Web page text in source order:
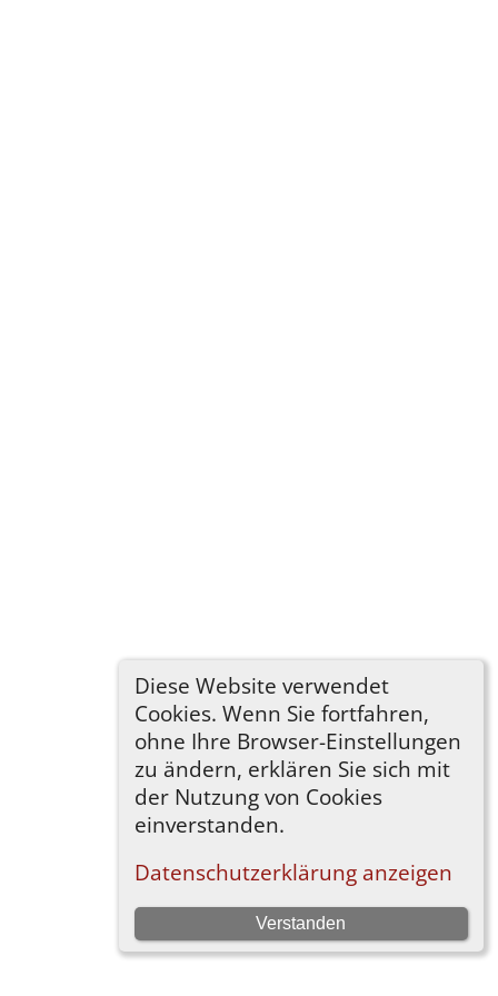
Diese Website verwendet
Cookies. Wenn Sie fortfahren,
ohne Ihre Browser-Einstellungen
zu ändern, erklären Sie sich mit
der Nutzung von Cookies
einverstanden.
Datenschutzerklärung anzeigen
Verstanden